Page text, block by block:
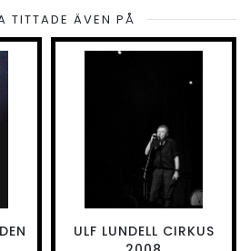
TITTADE ÄVEN PÅ
ULF LUNDELL CIRKUS